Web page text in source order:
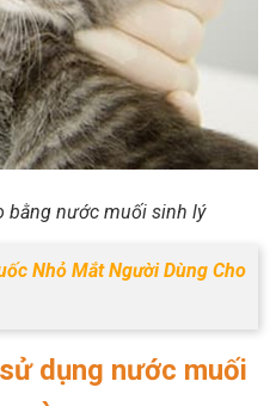
bằng nước muối sinh lý
Nhỏ Mắt Người Dùng Cho
dụng nước muối